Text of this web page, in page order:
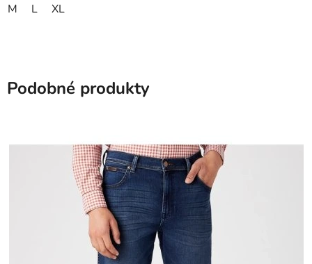
M L XL
Podobné produkty